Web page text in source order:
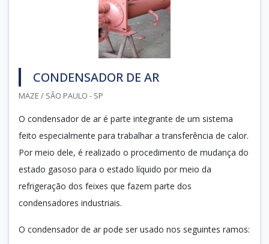
CONDENSADOR DE AR
MAZE / SÃO PAULO - SP
O condensador de ar é parte integrante de um sistema
feito especialmente para trabalhar a transferência de calor.
Por meio dele, é realizado o procedimento de mudança do
estado gasoso para o estado líquido por meio da
refrigeração dos feixes que fazem parte dos
condensadores industriais.
O condensador de ar pode ser usado nos seguintes ramos: